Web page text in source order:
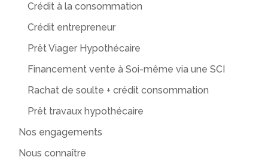
Crédit à la consommation
Crédit entrepreneur
Prêt Viager Hypothécaire
Financement vente à Soi-même via une SCI
Rachat de soulte + crédit consommation
Prêt travaux hypothécaire
Nos engagements
Nous connaître